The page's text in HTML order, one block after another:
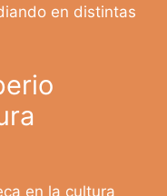
en distintas
en la cultura